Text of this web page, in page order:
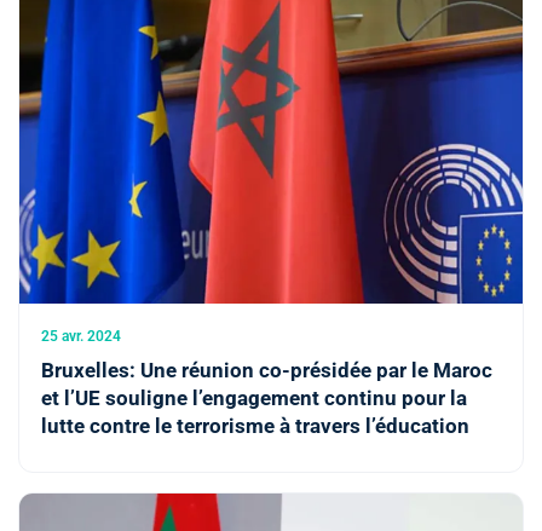
25 avr. 2024
Bruxelles: Une réunion co-présidée par le Maroc
et l’UE souligne l’engagement continu pour la
lutte contre le terrorisme à travers l’éducation